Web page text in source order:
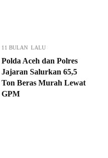
11 BULAN LALU
Polda Aceh dan Polres
Jajaran Salurkan 65,5
Ton Beras Murah Lewat
GPM